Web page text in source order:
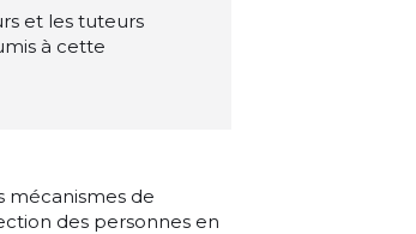
et les tuteurs
à cette
mécanismes de
des personnes en